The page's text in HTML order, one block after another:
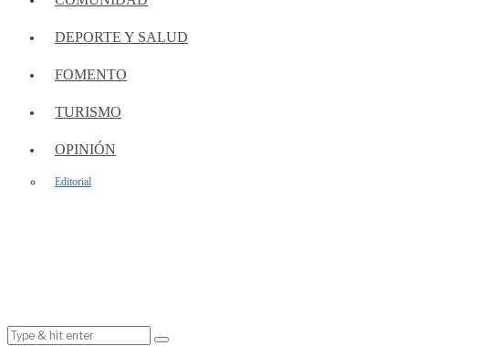
DEPORTE Y SALUD
FOMENTO
TURISMO
OPINIÓN
Editorial